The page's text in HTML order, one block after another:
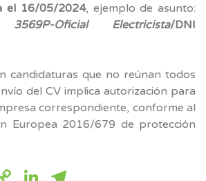
el 16/05/2024, ejemplo de asunto:
3569P-Oficial Electricista/DNI
candidaturas que no reúnan todos
del CV implica autorización para
correspondiente, conforme al
Europea 2016/679 de protección